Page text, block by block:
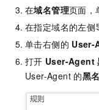
在域名管理页面，
在指定域名的左侧
单击右侧的 User-
打开 User-Agent
User-Agent 的黑